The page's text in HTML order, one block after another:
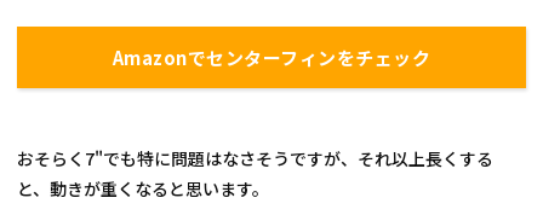
Amazonでセンターフィンをチェック
おそらく7"でも特に問題はなさそうですが、それ以上長くする
と、動きが重くなると思います。